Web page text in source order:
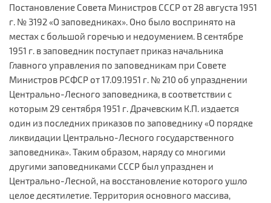
Постановление Совета Министров СССР от 28 августа 1951
г. № 3192 «О заповедниках». Оно было воспринято на
местах с большой горечью и недоумением. В сентябре
1951 г. в заповедник поступает приказ начальника
Главного управления по заповедникам при Совете
Министров РСФСР от 17.09.1951 г. № 210 об упразднении
Центрально-Лесного заповедника, в соответствии с
которым 29 сентября 1951 г. Драчевским К.П. издается
один из последних приказов по заповеднику «О порядке
ликвидации Центрально-Лесного государственного
заповедника». Таким образом, наряду со многими
другими заповедниками СССР был упразднен и
Центрально-Лесной, на восстановление которого ушло
целое десятилетие. Территория основного массива,